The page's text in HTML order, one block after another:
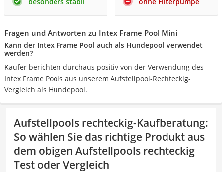
Fragen und Antworten zu Intex Frame Pool Mini
Kann der Intex Frame Pool auch als Hundepool verwendet
werden?
Käufer berichten durchaus positiv von der Verwendung des
Intex Frame Pools aus unserem Aufstellpool-Rechteckig-
Vergleich als Hundepool.
Aufstellpools rechteckig-Kaufberatung:
So wählen Sie das richtige Produkt aus
dem obigen Aufstellpools rechteckig
Test oder Vergleich